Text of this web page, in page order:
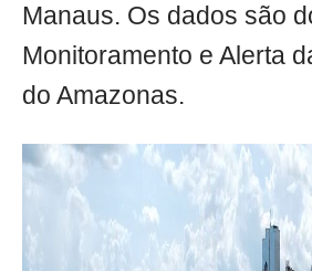
Manaus. Os dados são
Monitoramento e Alerta
do Amazonas.